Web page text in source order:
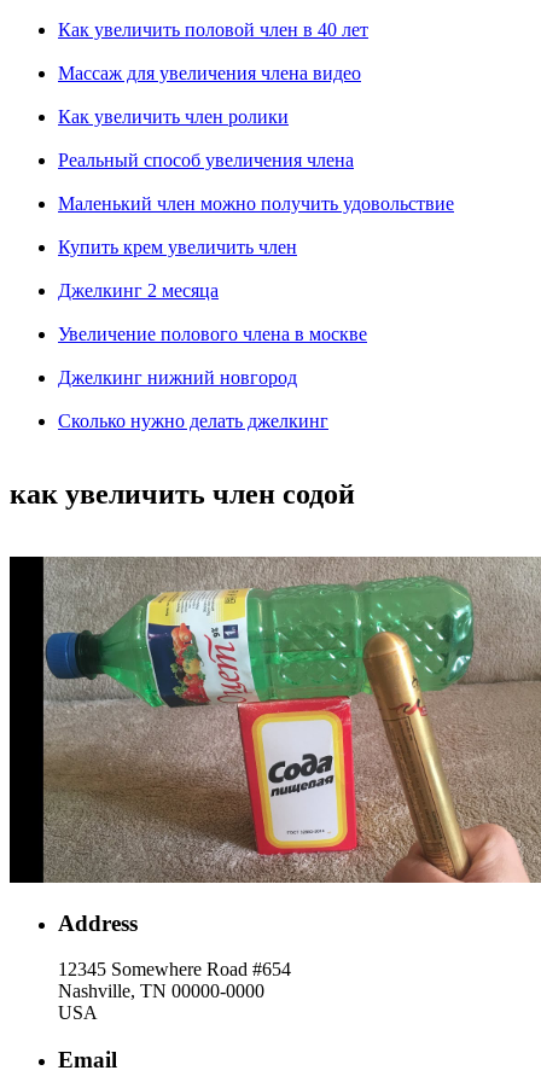
Как увеличить половой член в 40 лет
Массаж для увеличения члена видео
Как увеличить член ролики
Реальный способ увеличения члена
Маленький член можно получить удовольствие
Купить крем увеличить член
Джелкинг 2 месяца
Увеличение полового члена в москве
Джелкинг нижний новгород
Сколько нужно делать джелкинг
как увеличить член содой
Address
12345 Somewhere Road #654
Nashville, TN 00000-0000
USA
Email